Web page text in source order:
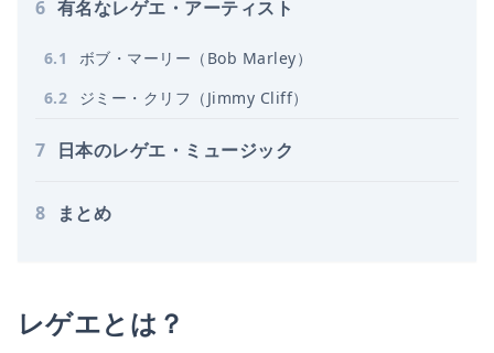
6 有名なレゲエ・アーティスト
6.1
ボブ・マーリー（Bob Marley）
6.2 ジミー・クリフ（Jimmy Cliff）
7 日本のレゲエ・ミュージック
8 まとめ
レゲエとは？